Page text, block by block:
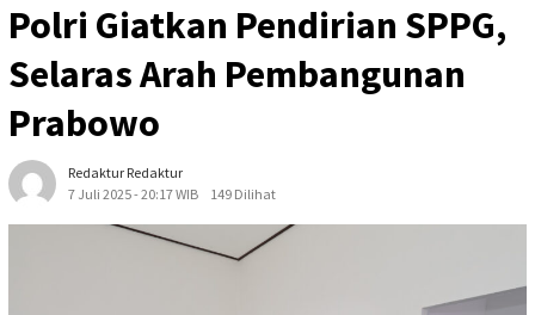
Polri Giatkan Pendirian SPPG,
Selaras Arah Pembangunan
Prabowo
Redaktur Redaktur
7 Juli 2025 - 20:17 WIB
149 Dilihat